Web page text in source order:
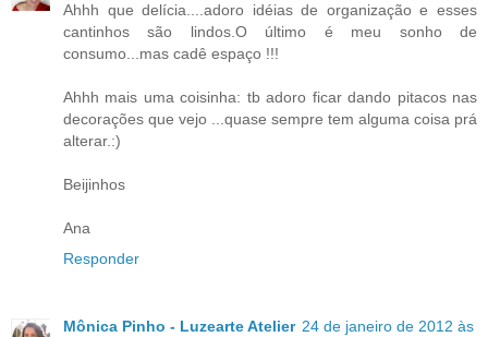
Ahhh que delícia....adoro idéias de organização e esses
cantinhos são lindos.O último é meu sonho de
consumo...mas cadê espaço !!!
Ahhh mais uma coisinha: tb adoro ficar dando pitacos nas
decorações que vejo ...quase sempre tem alguma coisa prá
alterar.:)
Beijinhos
Ana
Responder
Mônica Pinho - Luzearte Atelier 24 de janeiro de 2012 às